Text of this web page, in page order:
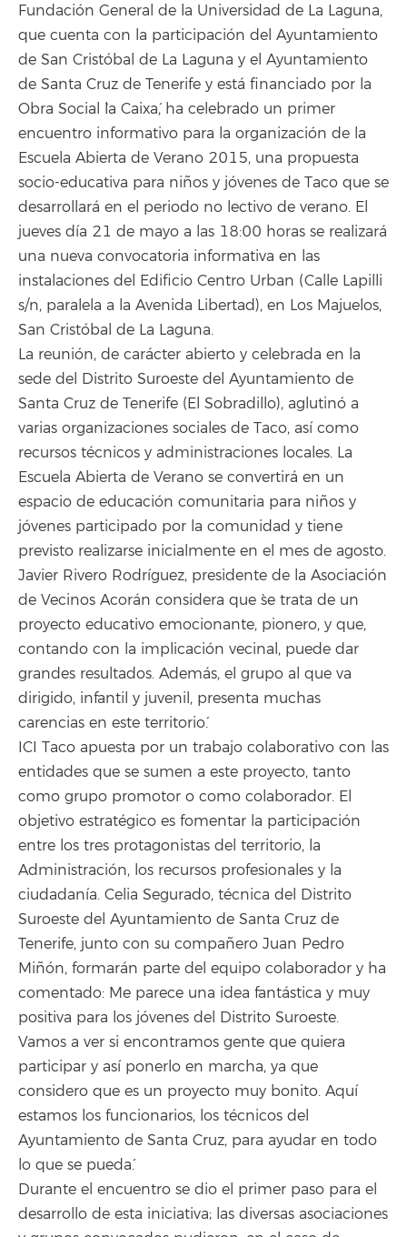
Fundación General de la Universidad de La Laguna,
que cuenta con la participación del Ayuntamiento
de San Cristóbal de La Laguna y el Ayuntamiento
de Santa Cruz de Tenerife y está financiado por la
Obra Social `la Caixa´, ha celebrado un primer
encuentro informativo para la organización de la
Escuela Abierta de Verano 2015, una propuesta
socio-educativa para niños y jóvenes de Taco que se
desarrollará en el periodo no lectivo de verano. El
jueves día 21 de mayo a las 18:00 horas se realizará
una nueva convocatoria informativa en las
instalaciones del Edificio Centro Urban (Calle Lapilli
s/n, paralela a la Avenida Libertad), en Los Majuelos,
San Cristóbal de La Laguna.
La reunión, de carácter abierto y celebrada en la
sede del Distrito Suroeste del Ayuntamiento de
Santa Cruz de Tenerife (El Sobradillo), aglutinó a
varias organizaciones sociales de Taco, así como
recursos técnicos y administraciones locales. La
Escuela Abierta de Verano se convertirá en un
espacio de educación comunitaria para niños y
jóvenes participado por la comunidad y tiene
previsto realizarse inicialmente en el mes de agosto.
Javier Rivero Rodríguez, presidente de la Asociación
de Vecinos Acorán considera que `se trata de un
proyecto educativo emocionante, pionero, y que,
contando con la implicación vecinal, puede dar
grandes resultados. Además, el grupo al que va
dirigido, infantil y juvenil, presenta muchas
carencias en este territorio´.
ICI Taco apuesta por un trabajo colaborativo con las
entidades que se sumen a este proyecto, tanto
como grupo promotor o como colaborador. El
objetivo estratégico es fomentar la participación
entre los tres protagonistas del territorio, la
Administración, los recursos profesionales y la
ciudadanía. Celia Segurado, técnica del Distrito
Suroeste del Ayuntamiento de Santa Cruz de
Tenerife, junto con su compañero Juan Pedro
Miñón, formarán parte del equipo colaborador y ha
comentado: `Me parece una idea fantástica y muy
positiva para los jóvenes del Distrito Suroeste.
Vamos a ver si encontramos gente que quiera
participar y así ponerlo en marcha, ya que
considero que es un proyecto muy bonito. Aquí
estamos los funcionarios, los técnicos del
Ayuntamiento de Santa Cruz, para ayudar en todo
lo que se pueda´.
Durante el encuentro se dio el primer paso para el
desarrollo de esta iniciativa; las diversas asociaciones